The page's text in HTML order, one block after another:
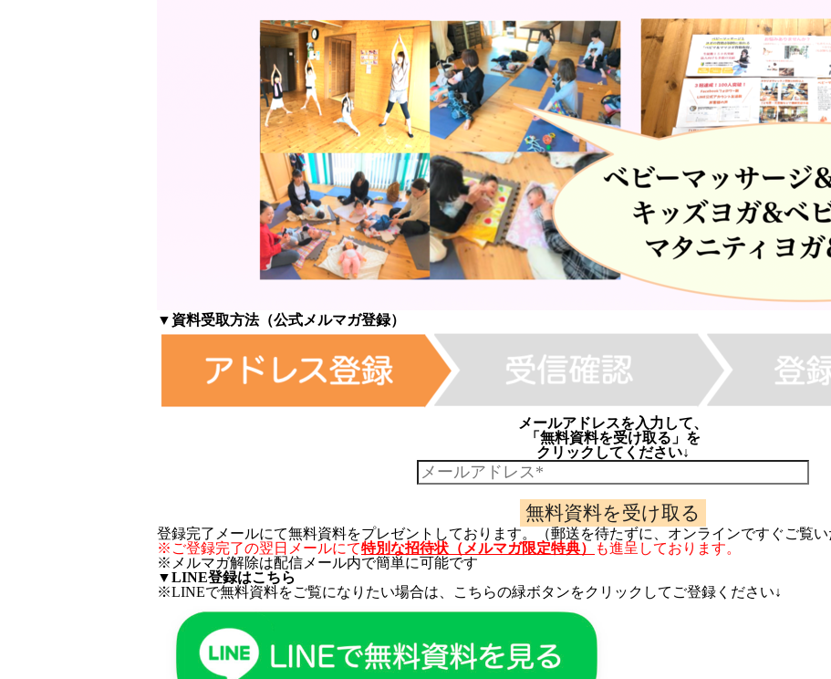
▼資料受取方法（公式メルマガ登録）
メールアドレスを入力して、
「無料資料を受け取る」を
クリックしてください↓
登録完了メールにて無料資料をプレゼントしております。（郵送を待たずに、オンラインですぐご覧い
※ご登録完了の翌日メールにて特別な招待状（メルマガ限定特典）
も進呈しております。
※メルマガ解除は配信メール内で簡単に可能です
▼LINE登録はこちら
※LINEで無料資料をご覧になりたい場合は、こちらの緑ボタンをクリックしてご登録ください↓